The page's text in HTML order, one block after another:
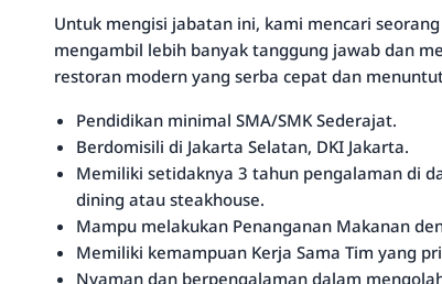
Untuk mengisi jabatan ini, kami mencari
mengambil lebih banyak tanggung jawab dan
restoran modern yang serba cepat dan
Pendidikan minimal SMA/SMK Sederajat.
Berdomisili di Jakarta Selatan, DKI Jakarta.
Memiliki setidaknya 3 tahun pengalaman di
dining atau steakhouse.
Mampu melakukan Penanganan Makanan
Memiliki kemampuan Kerja Sama Tim yang
Nyaman dan berpengalaman dalam